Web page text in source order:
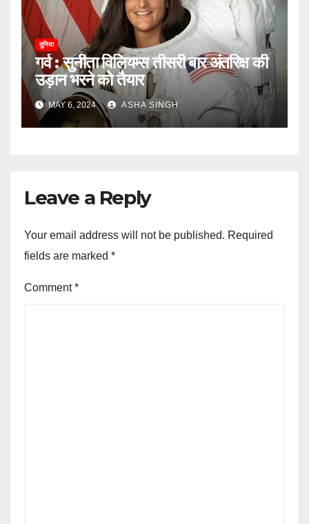
दुनिया
गर्व : सुनीता विलियम्स तीसरी बार अंतरिक्ष की
उड़ान भरने को तैयार
MAY 6, 2024 ASHA SINGH
Leave a Reply
Your email address will not be published. Required
fields are marked *
Comment*